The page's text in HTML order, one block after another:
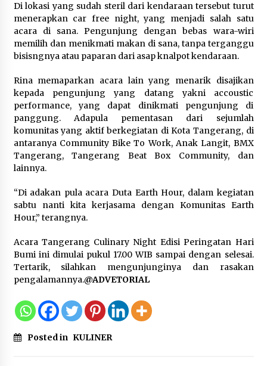
Di Forum Internasional Majelis
Persaudaraan Manusia, Megawati
Soekarnoputri Tegaskan
Kepemimpinan Perempuan Bukan
Dominasi, Tapi Merawat Dan
5 Agustus 2026
Jokowi Tetap Disambut Hangat di
NTT, Ahmad Ali: Karya dan
Pengabdiannya Masih Dirasakan
Masyarakat
Respons Cepat Aduan Warga, Wali
Kota Serang Bantu Bedah Rumah
Bantuan Rp30 Juta
5 Agustus 2026
Di lokasi yang sudah steril dari kendaraan tersebut turut
menerapkan car free night, yang menjadi salah satu
acara di sana. Pengunjung dengan bebas wara-wiri
memilih dan menikmati makan di sana, tanpa terganggu
bisisngnya atau paparan dari asap knalpot kendaraan.
Rina memaparkan acara lain yang menarik disajikan
kepada pengunjung yang datang yakni accoustic
performance, yang dapat dinikmati pengunjung di
panggung. Adapula pementasan dari sejumlah
komunitas yang aktif berkegiatan di Kota Tangerang, di
antaranya Community Bike To Work, Anak Langit, BMX
Tangerang, Tangerang Beat Box Community, dan
lainnya.
“Di adakan pula acara Duta Earth Hour, dalam kegiatan
sabtu nanti kita kerjasama dengan Komunitas Earth
Hour,” terangnya.
Acara Tangerang Culinary Night Edisi Peringatan Hari
Bumi ini dimulai pukul 17.00 WIB sampai dengan selesai.
Tertarik, silahkan mengunjunginya dan rasakan
pengalamannya.@ADVETORIAL
Posted in KULINER